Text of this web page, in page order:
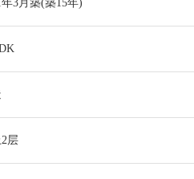
年3月築(築15年)
层